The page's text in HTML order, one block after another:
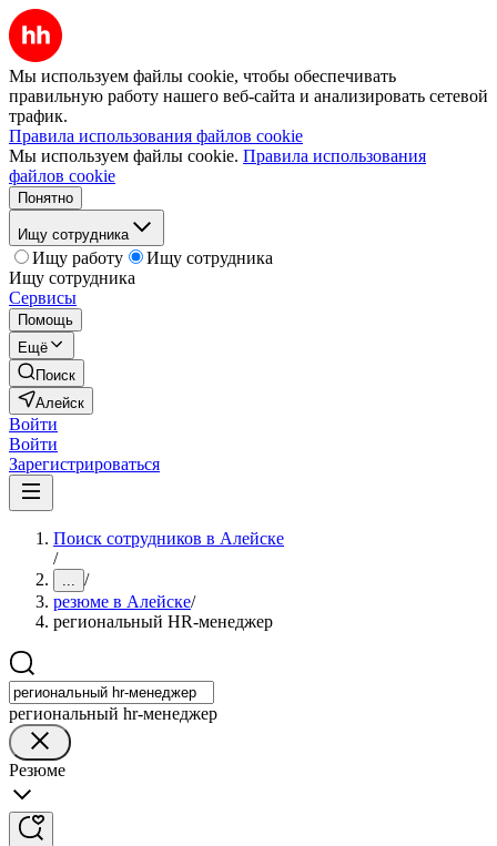
Мы используем файлы cookie, чтобы обеспечивать
правильную работу нашего веб-сайта и анализировать сетевой
трафик.
Правила использования файлов cookie
Мы используем файлы cookie. Правила использования
файлов cookie
Понятно
Ищу сотрудника
Ищу работу
Ищу сотрудника
Ищу сотрудника
Сервисы
Помощь
Ещё
Поиск
Алейск
Войти
Войти
Зарегистрироваться
Поиск сотрудников в Алейске
/
... /
резюме в Алейске/
региональный HR-менеджер
региональный hr-менеджер
Резюме